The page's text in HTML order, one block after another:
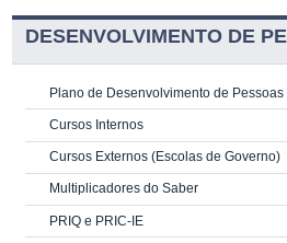
DESENVOLVIMENTO DE
Plano de Desenvolvimento de Pessoas
Cursos Internos
Cursos Externos (Escolas de Governo)
Multiplicadores do Saber
PRIQ e PRIC-IE